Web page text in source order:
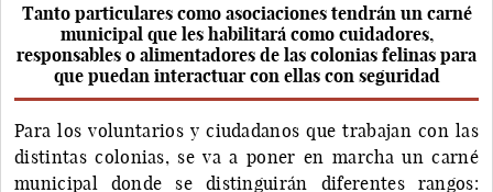
Tanto particulares como asociaciones tendrán un carné
municipal que les habilitará como cuidadores,
responsables o alimentadores de las colonias felinas para
que puedan interactuar con ellas con seguridad
Para los voluntarios y ciudadanos que trabajan con las
distintas colonias, se va a poner en marcha un carné
municipal donde se distinguirán diferentes rangos: